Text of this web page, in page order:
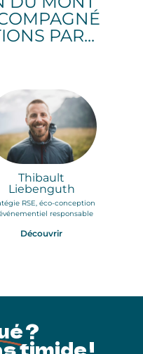
PAR...
Thibault
Liebenguth
RSE, éco-conception
responsable
Découvrir
?
timide !